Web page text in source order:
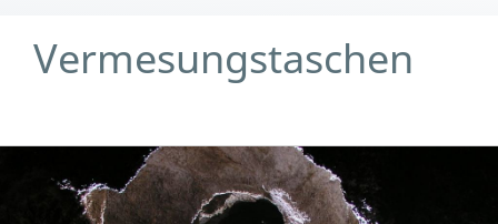
Vermesungstaschen